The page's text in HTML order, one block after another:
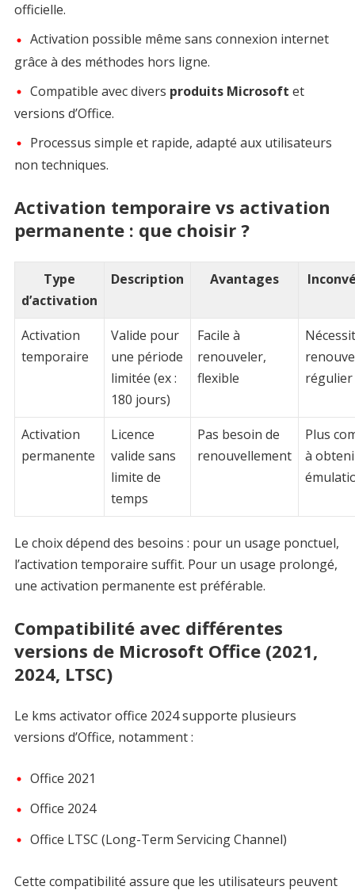
officielle.
Activation possible même sans connexion internet
grâce à des méthodes hors ligne.
Compatible avec divers produits Microsoft et
versions d’Office.
Processus simple et rapide, adapté aux utilisateurs
non techniques.
Activation temporaire vs activation
permanente : que choisir ?
Type
d’activation
Description Avantages
Activation
temporaire
Valide pour
une période
limitée (ex :
180 jours)
Facile à
renouveler,
flexible
régulier
Activation
permanente
Licence
valide sans
limite de
temps
Pas besoin de
renouvellement
Plus
à
Le choix dépend des besoins : pour un usage ponctuel,
l’activation temporaire suffit. Pour un usage prolongé,
une activation permanente est préférable.
Compatibilité avec différentes
versions de Microsoft Office (2021,
2024, LTSC)
Le kms activator office 2024 supporte plusieurs
versions d’Office, notamment :
Office 2021
Office 2024
Office LTSC (Long-Term Servicing Channel)
Cette compatibilité assure que les utilisateurs peuvent